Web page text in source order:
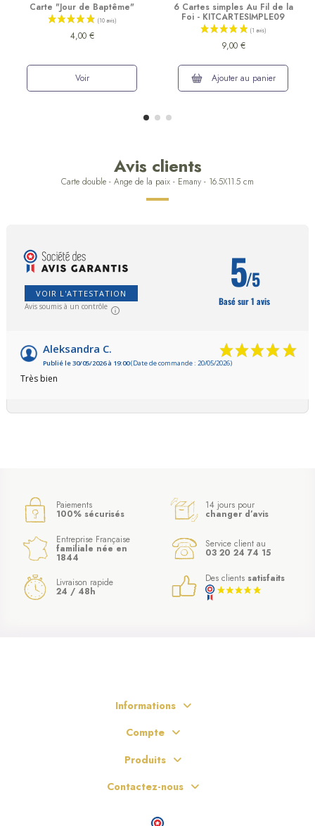
Carte "Jour de Baptême"
4,00 €
Voir
6 Cartes simples Au Fil de la
Foi - KITCARTESIMPLE09
9,00 €
Ajouter au panier
Avis clients
Carte double - Ange de la paix - Emany - 16.5X11.5 cm
VOIR L'ATTESTATION
Avis soumis à un contrôle
5/5
Basé sur 1 avis
Aleksandra C.
Publié le 30/05/2026 à 19:00(Date de commande : 20/05/2026)
Très bien
Paiements
100% sécurisés
14 jours pour
changer d’avis
Entreprise Française
familiale née en
1844
Service client au
03 20 24 74 15
Livraison rapide
24 / 48h
Des clients satisfaits
Informations
Compte
Produits
Contactez-nous